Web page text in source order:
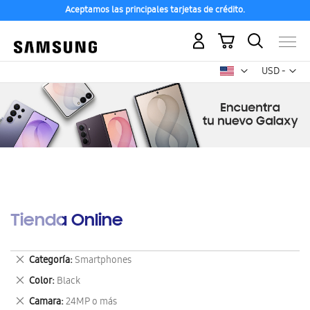
Aceptamos las principales tarjetas de crédito.
USD -
dólar
Mi carrito
Tienda Online
Categoría Smartphones
Eliminar
este
artículo
Color Black
Eliminar
este
Camara 24MP o más
Eliminar